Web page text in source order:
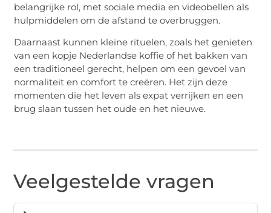
belangrijke rol, met sociale media en videobellen als
hulpmiddelen om de afstand te overbruggen.
Daarnaast kunnen kleine rituelen, zoals het genieten
van een kopje Nederlandse koffie of het bakken van
een traditioneel gerecht, helpen om een gevoel van
normaliteit en comfort te creëren. Het zijn deze
momenten die het leven als expat verrijken en een
brug slaan tussen het oude en het nieuwe.
Veelgestelde vragen